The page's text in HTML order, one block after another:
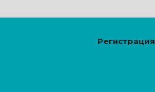
Регистрация